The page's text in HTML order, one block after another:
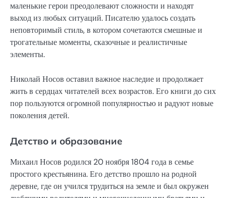
маленькие герои преодолевают сложности и находят
выход из любых ситуаций. Писателю удалось создать
неповторимый стиль, в котором сочетаются смешные и
трогательные моменты, сказочные и реалистичные
элементы.
Николай Носов оставил важное наследие и продолжает
жить в сердцах читателей всех возрастов. Его книги до сих
пор пользуются огромной популярностью и радуют новые
поколения детей.
Детство и образование
Михаил Носов родился 20 ноября 1804 года в семье
простого крестьянина. Его детство прошло на родной
деревне, где он учился трудиться на земле и был окружен